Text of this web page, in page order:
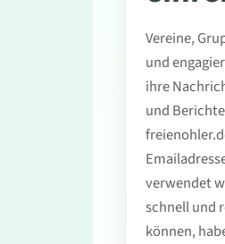
Vereine,
und
ihre
und
verwendet
schnell und
können,